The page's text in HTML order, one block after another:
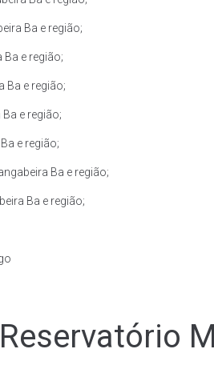
Ba e região;
e região;
Ba e região;
e região;
e região;
Ba e região;
Ba e região;